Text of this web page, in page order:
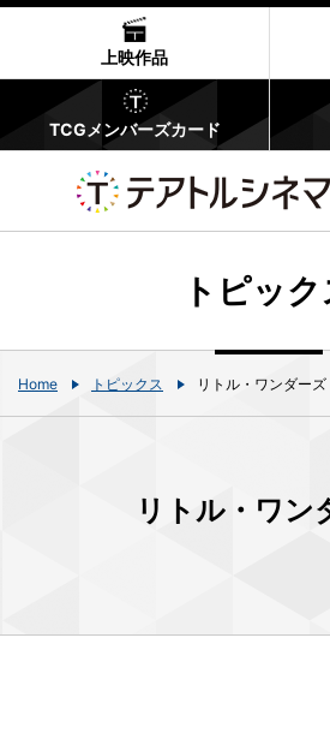
上映作品
TCGメンバーズカード
トピック
Home トピックス リトル・ワンダーズ
リトル・ワン